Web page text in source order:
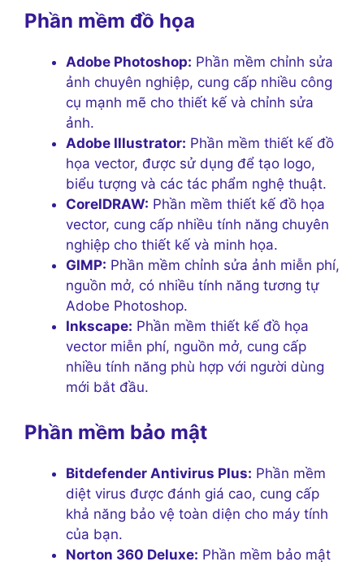
Phần mềm đồ họa
Adobe Photoshop: Phần mềm chỉnh sửa
ảnh chuyên nghiệp, cung cấp nhiều công
cụ mạnh mẽ cho thiết kế và chỉnh sửa
ảnh.
Adobe Illustrator: Phần mềm thiết kế đồ
họa vector, được sử dụng để tạo logo,
biểu tượng và các tác phẩm nghệ thuật.
CorelDRAW: Phần mềm thiết kế đồ họa
vector, cung cấp nhiều tính năng chuyên
nghiệp cho thiết kế và minh họa.
GIMP: Phần mềm chỉnh sửa ảnh miễn phí,
nguồn mở, có nhiều tính năng tương tự
Adobe Photoshop.
Inkscape: Phần mềm thiết kế đồ họa
vector miễn phí, nguồn mở, cung cấp
nhiều tính năng phù hợp với người dùng
mới bắt đầu.
Phần mềm bảo mật
Bitdefender Antivirus Plus: Phần mềm
diệt virus được đánh giá cao, cung cấp
khả năng bảo vệ toàn diện cho máy tính
của bạn.
Norton 360 Deluxe: Phần mềm bảo mật